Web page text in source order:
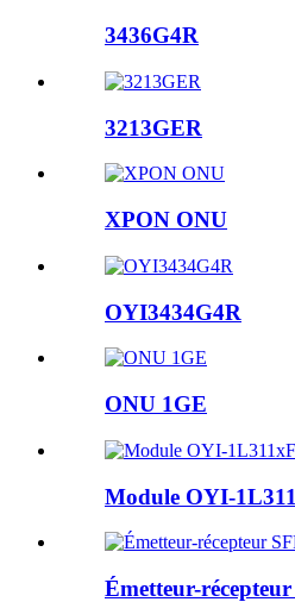
3436G4R
3213GER
XPON ONU
OYI3434G4R
ONU 1GE
Module OYI-
Émetteur-